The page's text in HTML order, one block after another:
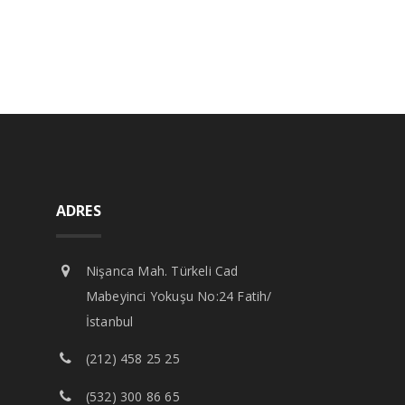
ADRES
Nişanca Mah. Türkeli Cad
Mabeyinci Yokuşu No:24 Fatih/
İstanbul
(212) 458 25 25
(532) 300 86 65